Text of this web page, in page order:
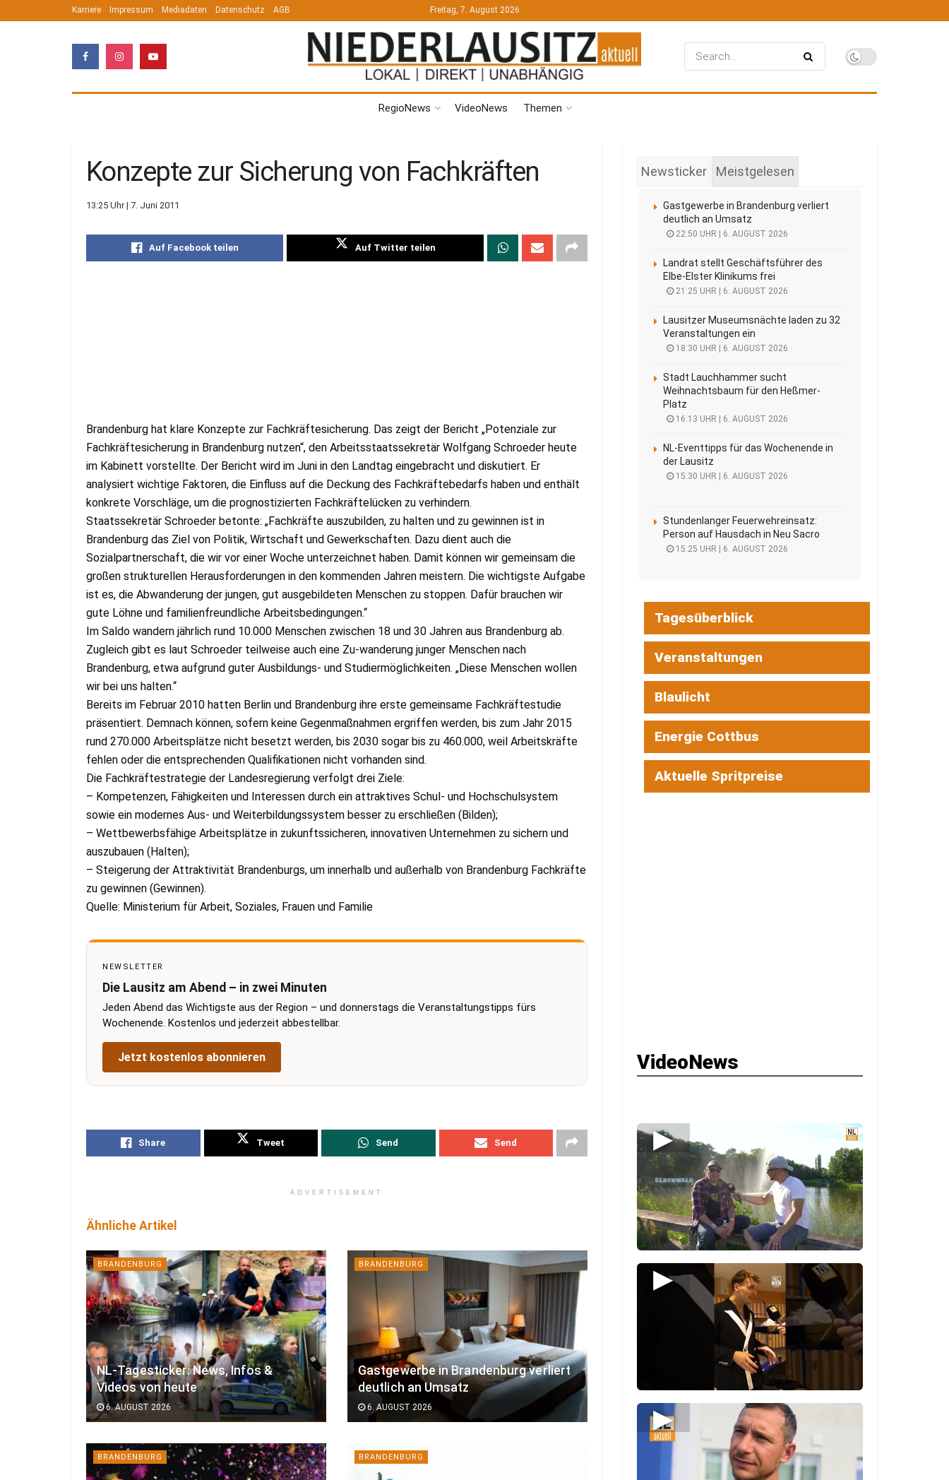
Karriere Impressum Mediadaten Datenschutz AGB Freitag, 7. August 2026
RegioNews VideoNews Themen
Konzepte zur Sicherung von Fachkräften
13:25 Uhr | 7. Juni 2011
Auf Facebook teilen Auf Twitter teilen
Brandenburg hat klare Konzepte zur Fachkräftesicherung. Das zeigt der Bericht „Potenziale zur
Fachkräftesicherung in Brandenburg nutzen“, den Arbeitsstaatssekretär Wolfgang Schroeder heute
im Kabinett vorstellte. Der Bericht wird im Juni in den Landtag eingebracht und diskutiert. Er
analysiert wichtige Faktoren, die Einfluss auf die Deckung des Fachkräftebedarfs haben und enthält
konkrete Vorschläge, um die prognostizierten Fachkräftelücken zu verhindern.
Staatssekretär Schroeder betonte: „Fachkräfte auszubilden, zu halten und zu gewinnen ist in
Brandenburg das Ziel von Politik, Wirtschaft und Gewerkschaften. Dazu dient auch die
Sozialpartnerschaft, die wir vor einer Woche unterzeichnet haben. Damit können wir gemeinsam die
großen strukturellen Herausforderungen in den kommenden Jahren meistern. Die wichtigste Aufgabe
ist es, die Abwanderung der jungen, gut ausgebildeten Menschen zu stoppen. Dafür brauchen wir
gute Löhne und familienfreundliche Arbeitsbedingungen.“
Im Saldo wandern jährlich rund 10.000 Menschen zwischen 18 und 30 Jahren aus Brandenburg ab.
Zugleich gibt es laut Schroeder teilweise auch eine Zu-wanderung junger Menschen nach
Brandenburg, etwa aufgrund guter Ausbildungs- und Studiermöglichkeiten. „Diese Menschen wollen
wir bei uns halten.“
Bereits im Februar 2010 hatten Berlin und Brandenburg ihre erste gemeinsame Fachkräftestudie
präsentiert. Demnach können, sofern keine Gegenmaßnahmen ergriffen werden, bis zum Jahr 2015
rund 270.000 Arbeitsplätze nicht besetzt werden, bis 2030 sogar bis zu 460.000, weil Arbeitskräfte
fehlen oder die entsprechenden Qualifikationen nicht vorhanden sind.
Die Fachkräftestrategie der Landesregierung verfolgt drei Ziele:
– Kompetenzen, Fähigkeiten und Interessen durch ein attraktives Schul- und Hochschulsystem
sowie ein modernes Aus- und Weiterbildungssystem besser zu erschließen (Bilden);
– Wettbewerbsfähige Arbeitsplätze in zukunftssicheren, innovativen Unternehmen zu sichern und
auszubauen (Halten);
– Steigerung der Attraktivität Brandenburgs, um innerhalb und außerhalb von Brandenburg Fachkräfte
zu gewinnen (Gewinnen).
Quelle: Ministerium für Arbeit, Soziales, Frauen und Familie
NEWSLETTER
Die Lausitz am Abend – in zwei Minuten
Jeden Abend das Wichtigste aus der Region – und donnerstags die Veranstaltungstipps fürs
Wochenende. Kostenlos und jederzeit abbestellbar.
Jetzt kostenlos abonnieren
Share Tweet Send Send
ADVERTISEMENT
Ähnliche Artikel
BRANDENBURG
NL-Tagesticker: News, Infos &
Videos von heute
6. AUGUST 2026
BRANDENBURG
Gastgewerbe in Brandenburg verliert
deutlich an Umsatz
6. AUGUST 2026
BRANDENBURG BRANDENBURG
Newsticker Meistgelesen
Gastgewerbe in Brandenburg verliert
deutlich an Umsatz
22:50 UHR | 6. AUGUST 2026
Landrat stellt Geschäftsführer des
Elbe-Elster Klinikums frei
21:25 UHR | 6. AUGUST 2026
Lausitzer Museumsnächte laden zu 32
Veranstaltungen ein
18:30 UHR | 6. AUGUST 2026
Stadt Lauchhammer sucht
Weihnachtsbaum für den Heßmer-
Platz
16:13 UHR | 6. AUGUST 2026
NL-Eventtipps für das Wochenende in
der Lausitz
15:30 UHR | 6. AUGUST 2026
Stundenlanger Feuerwehreinsatz:
Person auf Hausdach in Neu Sacro
15:25 UHR | 6. AUGUST 2026
Tagesüberblick
Veranstaltungen
Blaulicht
Energie Cottbus
Aktuelle Spritpreise
VideoNews
▶
▶
▶